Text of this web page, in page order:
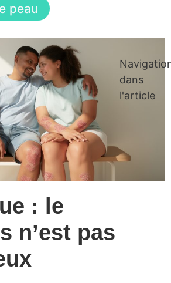
peau
: le
n’est pas
dans
l'article